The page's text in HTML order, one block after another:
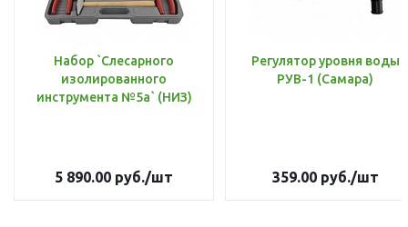
Набор `Слесарного
изолированного
инструмента №5а` (НИЗ)
5 890.00 руб./шт
Регулятор уровня воды
РУВ-1 (Самара)
359.00руб./шт